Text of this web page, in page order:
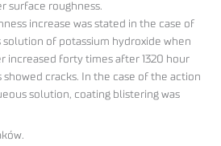
surface roughness.
increase was stated in the case of
solution of potassium hydroxide when
increased forty times after 1320 hour
showed cracks. In the case of the action
solution, coating blistering was